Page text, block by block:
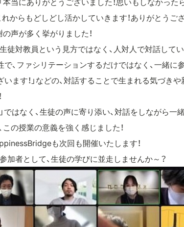
本当にありがとうございました！思いもしなかっ
れからもどしどし活かしていきます！ありがとうご
声が多く挙がりました！
徒対教員という見方ではなく、人対人で対話して
で、ファシリテーションするだけではなく、一緒
ます！」などの、対話することで生まれる気づき
ではなく、生徒の声に寄り添い、対話をしながら
の授業の意義を強く感じました！
も次回も開催いたします！
加者として、生徒の学びに並走しませんか～？